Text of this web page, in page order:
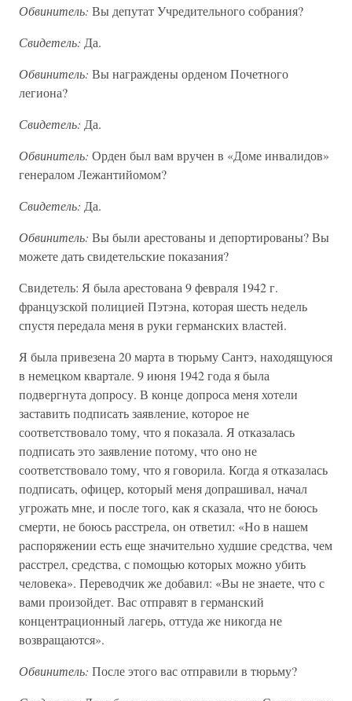
Обвинитель: Вы депутат Учредительного собрания?
Свидетель: Да.
Обвинитель: Вы награждены орденом Почетного
легиона?
Свидетель: Да.
Обвинитель: Орден был вам вручен в «Доме инвалидов»
генералом Лежантийомом?
Свидетель: Да.
Обвинитель: Вы были арестованы и депортированы? Вы
можете дать свидетельские показания?
Свидетель: Я была арестована 9 февраля 1942 г.
французской полицией Пэтэна, которая шесть недель
спустя передала меня в руки германских властей.
Я была привезена 20 марта в тюрьму Сантэ, находящуюся
в немецком квартале. 9 июня 1942 года я была
подвергнута допросу. В конце допроса меня хотели
заставить подписать заявление, которое не
соответствовало тому, что я показала. Я отказалась
подписать это заявление потому, что оно не
соответствовало тому, что я говорила. Когда я отказалась
подписать, офицер, который меня допрашивал, начал
угрожать мне, и после того, как я сказала, что не боюсь
смерти, не боюсь расстрела, он ответил: «Но в нашем
распоряжении есть еще значительно худшие средства, чем
расстрел, средства, с помощью которых можно убить
человека». Переводчик же добавил: «Вы не знаете, что с
вами произойдет. Вас отправят в германский
концентрационный лагерь, оттуда же никогда не
возвращаются».
Обвинитель: После этого вас отправили в тюрьму?